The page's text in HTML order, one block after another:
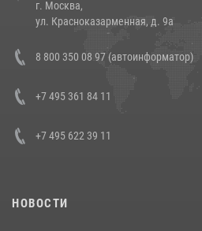
14 июля 2026, 12:20
Состоялась рабочая встреча директора
генерала армии Виктора Золотова с
представителя Президента Российской
Кавказском федеральном округе
г. Москва,
ул. Красноказарменная, д. 9а
8 800 350 08 97 (автоинформатор)
+7 495 361 84 11
+7 495 622 39 11
НОВОСТИ